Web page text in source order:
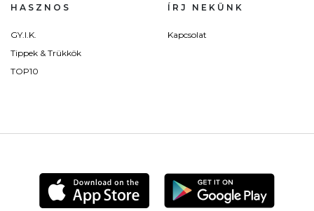
HASZNOS
GY.I.K.
Tippek & Trükkök
TOP10
ÍRJ NEKÜNK
Kapcsolat